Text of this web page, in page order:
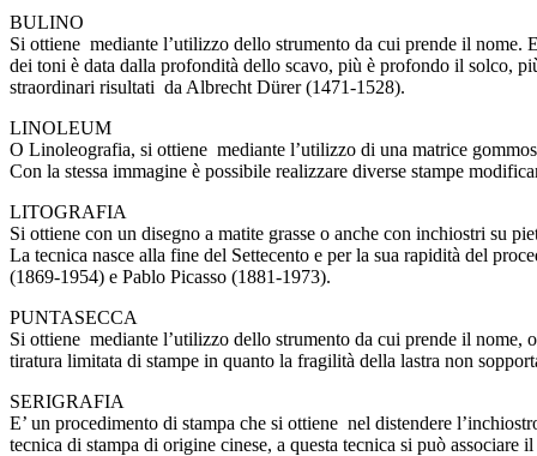
BULINO
Si ottiene mediante l’utilizzo dello strumento da cui prende il nome.
dei toni è data dalla profondità dello scavo, più è profondo il solco,
straordinari risultati da Albrecht Dürer (1471-1528).
LINOLEUM
O Linoleografia, si ottiene mediante l’utilizzo di una matrice
Con la stessa immagine è possibile realizzare diverse stampe
LITOGRAFIA
Si ottiene con un disegno a matite grasse o anche con inchiostri su
La tecnica nasce alla fine del Settecento e per la sua rapidità del
(1869-1954) e Pablo Picasso (1881-1973).
PUNTASECCA
Si ottiene mediante l’utilizzo dello strumento da cui prende il nome,
tiratura limitata di stampe in quanto la fragilità della lastra non
SERIGRAFIA
E’ un procedimento di stampa che si ottiene nel distendere
tecnica di stampa di origine cinese, a questa tecnica si può